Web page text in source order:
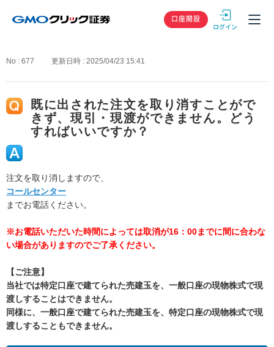
GMOクリック
口座開設
No : 677 更新日時 : 2025/04/23 15:41
既に出された注文を取り消すことがで
きず、現引・現渡ができません。どう
すればいいですか？
注文を取り消しますので、
コールセンター
までお電話ください。
※お電話いただいた時間によっては取消が16：00までに間に合わな
い場合がありますのでご了承ください。
【ご注意】
当社では特定口座で建てられた売建玉を、一般口座の現物株式で現
渡しすることはできません。
同様に、一般口座で建てられた売建玉を、特定口座の現物株式で現
渡しすることもできません。